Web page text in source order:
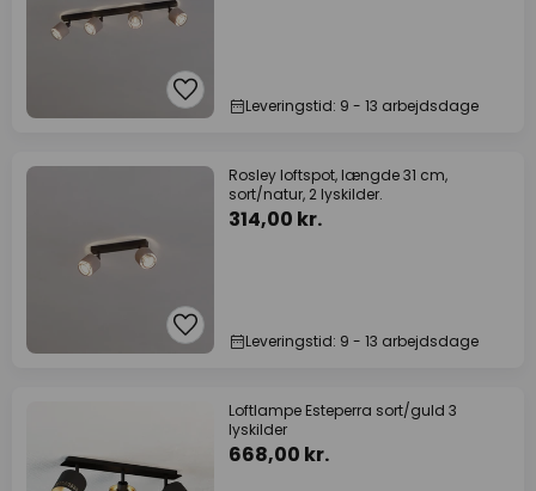
Leveringstid: 9 - 13 arbejdsdage
Rosley loftspot, længde 31 cm,
sort/natur, 2 lyskilder.
314,00 kr.
Leveringstid: 9 - 13 arbejdsdage
Loftlampe Esteperra sort/guld 3
lyskilder
668,00 kr.